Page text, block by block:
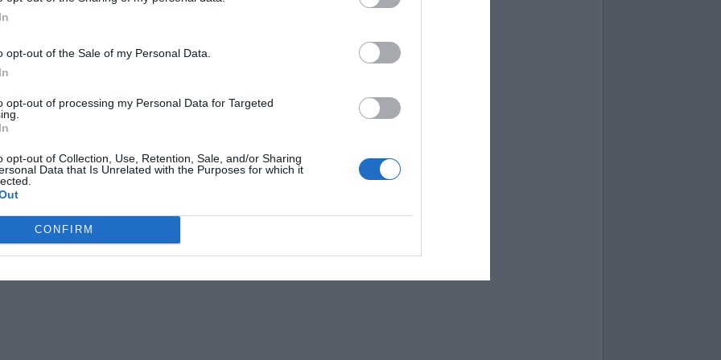
opt-out of the Sale of my Personal Data.
opt-out of processing my Personal Data for Targeted
opt-out of Collection, Use, Retention, Sale, and/or Sharing
Data that Is Unrelated with the Purposes for which it
CONFIRM
navigation
rastas miniatiūrinis T-